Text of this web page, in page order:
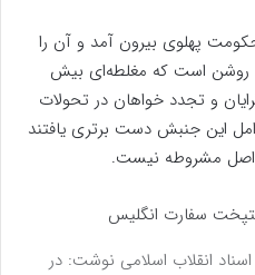
پهلوی بیرون آمد و آن را
روشن است که مغلطه‌ای بیش
و تجدد خواهان در تحولات
این جنبش دست برتری یافتند
اصل مشروطه نیست.
اسناد انقلاب اسلامی نوشت: در